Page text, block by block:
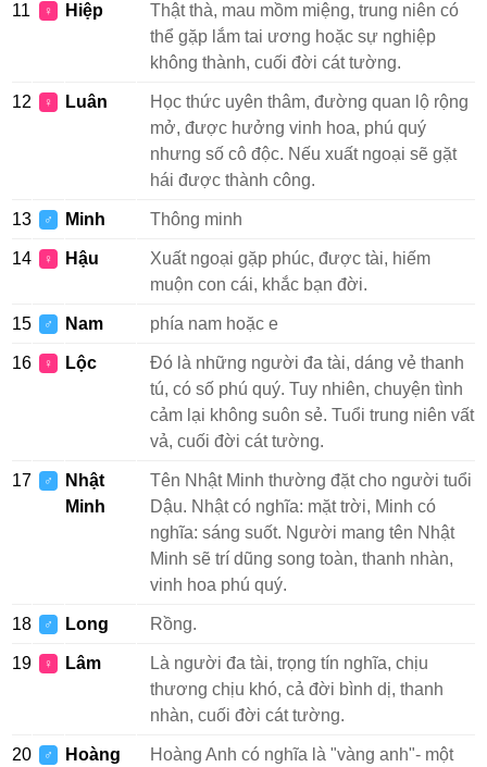
11 ♀ Hiệp
Thật thà, mau mồm miệng, trung niên có
thể gặp lắm tai ương hoặc sự nghiệp
không thành, cuối đời cát tường.
12 ♀ Luân
Học thức uyên thâm, đường quan lộ rộng
mở, được hưởng vinh hoa, phú quý
nhưng số cô độc. Nếu xuất ngoại sẽ gặt
hái được thành công.
13 ♂ Minh Thông minh
14 ♀ Hậu
Xuất ngoại gặp phúc, được tài, hiếm
muộn con cái, khắc bạn đời.
15 ♂ Nam phía nam hoặc e
16 ♀ Lộc
Đó là những người đa tài, dáng vẻ thanh
tú, có số phú quý. Tuy nhiên, chuyện tình
cảm lại không suôn sẻ. Tuổi trung niên vất
vả, cuối đời cát tường.
17 ♂
Nhật
Minh
Tên Nhật Minh thường đặt cho người tuổi
Dậu. Nhật có nghĩa: mặt trời, Minh có
nghĩa: sáng suốt. Người mang tên Nhật
Minh sẽ trí dũng song toàn, thanh nhàn,
vinh hoa phú quý.
18 ♂ Long Rồng.
19 ♀ Lâm
Là người đa tài, trọng tín nghĩa, chịu
thương chịu khó, cả đời bình dị, thanh
nhàn, cuối đời cát tường.
20 ♂
Hoàng
Hoàng Anh có nghĩa là "vàng anh"- một